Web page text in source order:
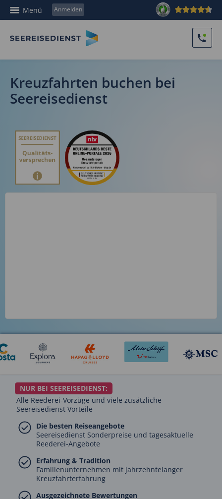
Menü Anmelden
Kreuzfahrten buchen bei
Seereisedienst
NUR BEI SEEREISEDIENST:
Alle Reederei-Vorzüge und viele zusätzliche
Seereisedienst Vorteile
Die besten Reiseangebote
Seereisedienst Sonderpreise und tagesaktuelle
Reederei-Angebote
Erfahrung & Tradition
Familienunternehmen mit jahrzehntelanger
Kreuzfahrterfahrung
Ausgezeichnete Bewertungen